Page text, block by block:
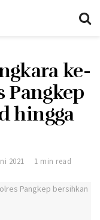
ke-
Pangkep
hingga
2021 1 min read